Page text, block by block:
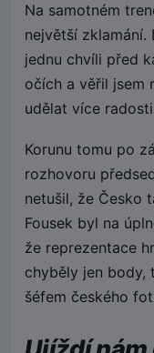
Na samotném
největší zklamání.
jednu chvíli před
očích a věřil jsem
udělat více
Korunu tomu po
rozhovoru
netušil, že Česko
Fousek byl na
že reprezentace
chyběly jen body,
šéfem českého